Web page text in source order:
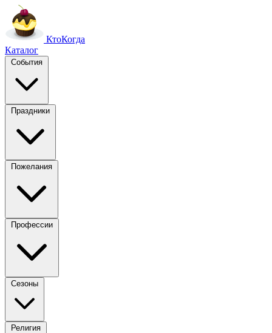
КтоКогда
Каталог
События
Праздники
Пожелания
Профессии
Сезоны
Религия